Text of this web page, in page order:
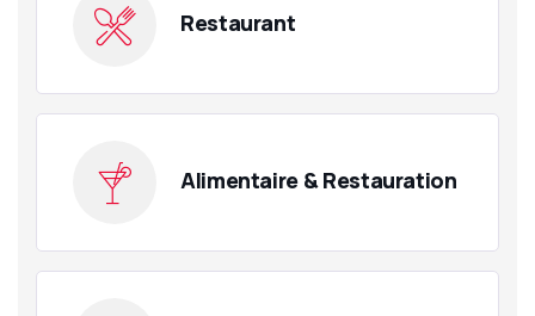
Restaurant
Alimentaire & Restauration